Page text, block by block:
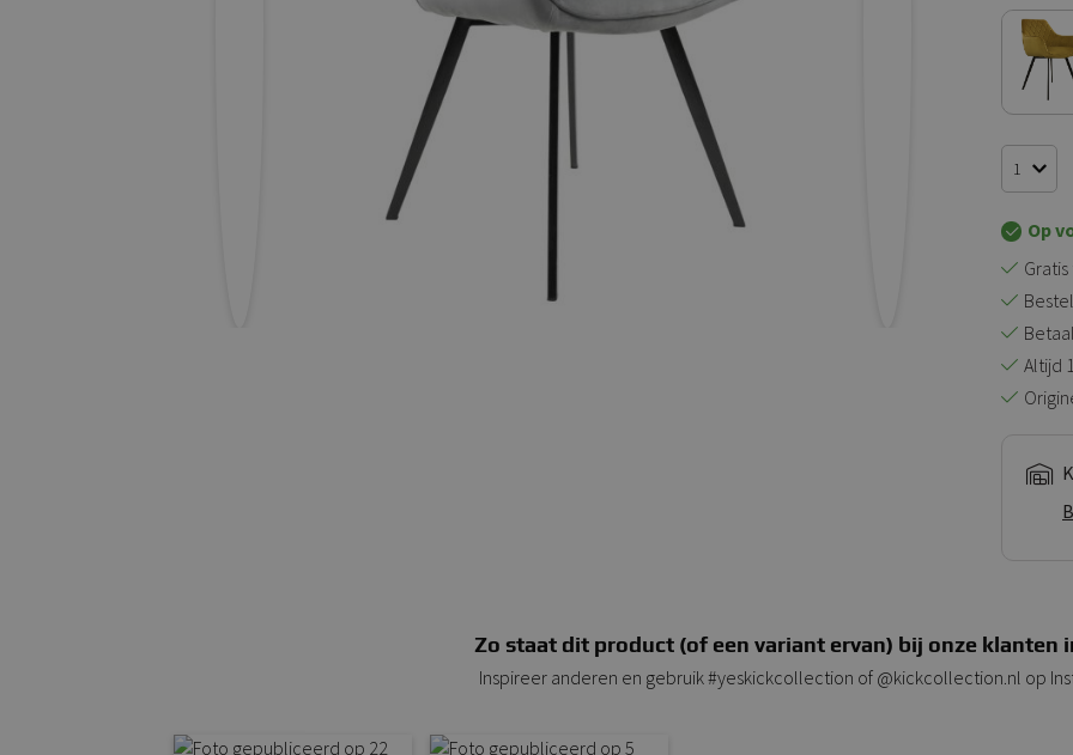
Op
Altijd
Zo staat dit product (of een variant ervan) bij onze klanten
Inspireer anderen en gebruik #yeskickcollection of @kickcollection.nl op